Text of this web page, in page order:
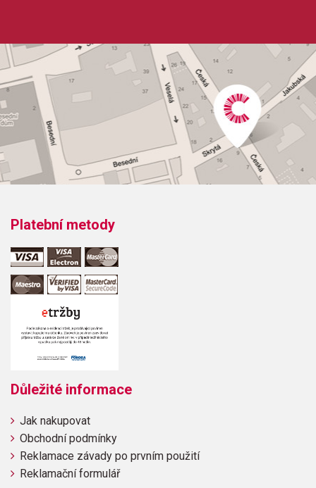
Platební metody
Důležité informace
Jak nakupovat
Obchodní podmínky
Reklamace závady po prvním použití
Reklamační formulář